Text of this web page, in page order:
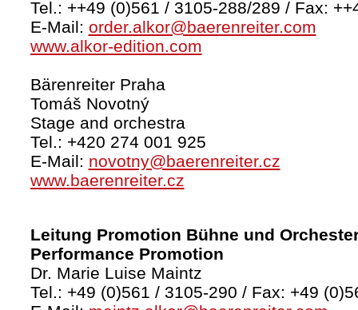
Tel.: ++49 (0)561 / 3105-288/289 / Fax:
E-Mail: order.alkor@baerenreiter.com
www.alkor-edition.com
Bärenreiter Praha
Tomáš Novotný
Stage and orchestra
Tel.: +420 274 001 925
E-Mail: novotny@baerenreiter.cz
www.baerenreiter.cz
Leitung Promotion Bühne und
Performance Promotion
Dr. Marie Luise Maintz
Tel.: +49 (0)561 / 3105-290 / Fax: +49